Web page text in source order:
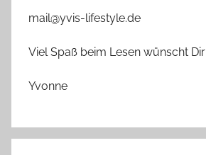
mail@yvis-lifestyle.de
Viel Spaß beim Lesen wünscht Dir
Yvonne